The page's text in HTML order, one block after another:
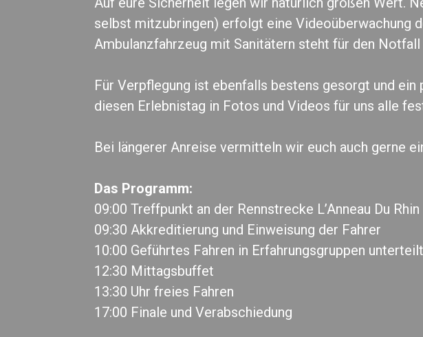
selbst mitzubringen) erfolgt eine Videoüberwachung
Ambulanzfahrzeug mit Sanitätern steht für den
Für Verpflegung ist ebenfalls bestens gesorgt und
diesen Erlebnistag in Fotos und Videos für uns alle
Bei längerer Anreise vermitteln wir euch auch gerne
Das Programm:
09:00 Treffpunkt an der Rennstrecke L’Anneau Du
09:30 Akkreditierung und Einweisung der Fahrer
10:00 Geführtes Fahren in Erfahrungsgruppen unterteilt
12:30 Mittagsbuffet
13:30 Uhr freies Fahren
17:00 Finale und Verabschiedung